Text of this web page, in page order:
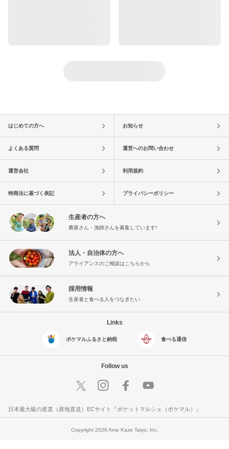
はじめての方へ お知らせ
よくある質問 運営へのお問い合わせ
運営会社 利用規約
特商法に基づく表記 プライバシーポリシー
生産者の方へ
農家さん・漁師さんを募集しています!
法人・自治体の方へ
アライアンスのご相談はこちらから
採用情報
生産者と食べる人をつなぎたい
Links
ポケマルふるさと納税 食べる通信
Follow us
日本最大級の産直（産地直送）ECサイト『ポケットマルシェ（ポケマル）』
Copyright 2026 Ame Kaze Taiyo, Inc.